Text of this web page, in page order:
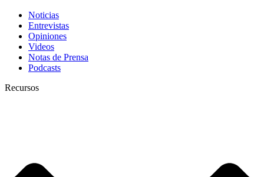
Noticias
Entrevistas
Opiniones
Videos
Notas de Prensa
Podcasts
Recursos